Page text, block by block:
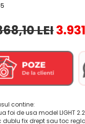
LEI
contine:
foi de usa model LIGHT
dublu fix drept sau toc